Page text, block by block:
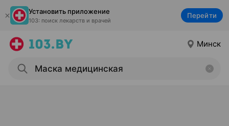
Установить приложение
103: поиск лекарств и врачей
Перейти
Минск